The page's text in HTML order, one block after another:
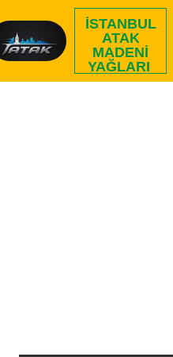
İSTANBUL
ATAK
MADENI
YAĞLARI